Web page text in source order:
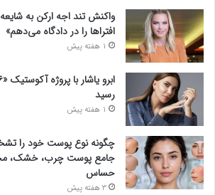
واکنش تند اجه ارکن به
افتراها را در دادگاه می‌دهم»
1 هفته پیش
رسید
1 هفته پیش
چگونه نوع پوست خود را
جامع پوست چرب، خشک،
حساس
3 هفته پیش